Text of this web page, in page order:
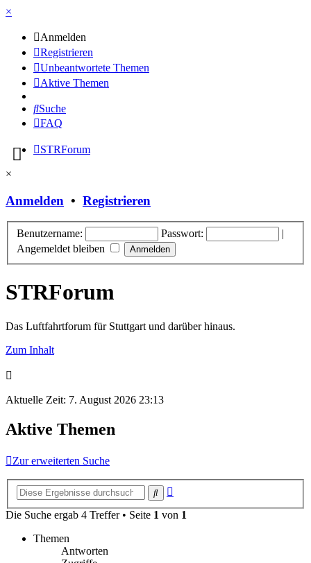
×
Anmelden
Registrieren
Unbeantwortete Themen
Aktive Themen
Suche
FAQ
STRForum
×
Anmelden • Registrieren
Benutzername: Passwort:
|
Angemeldet bleiben
STRForum
Das Luftfahrtforum für Stuttgart und darüber hinaus.
Zum Inhalt
Aktuelle Zeit: 7. August 2026 23:13
Aktive Themen
Zur erweiterten Suche
Suche
Die Suche ergab 4 Treffer • Seite 1 von 1
Themen
Antworten